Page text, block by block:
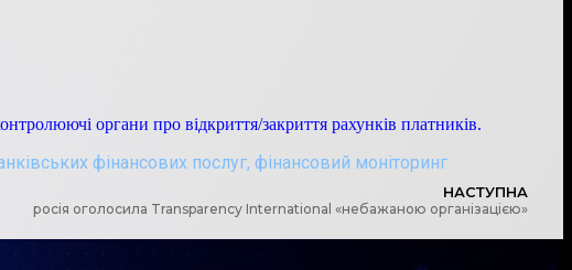
органи про відкриття/закриття рахунків платників.
фінансових послуг, фінансовий моніторинг
НАСТУПНА
росія оголосила Transparency International «небажаною організацією»